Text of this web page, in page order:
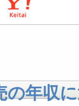
の年収